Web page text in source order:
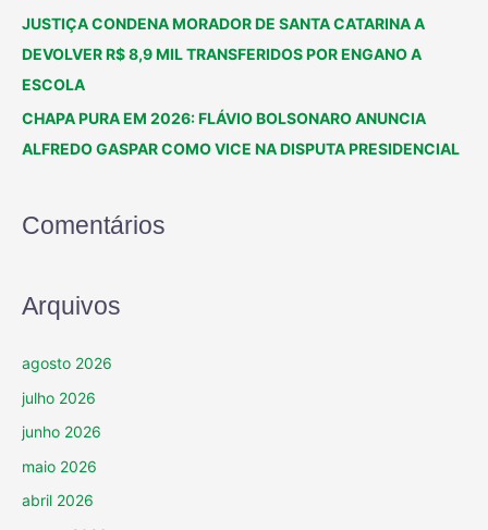
JUSTIÇA CONDENA MORADOR DE SANTA CATARINA A
DEVOLVER R$ 8,9 MIL TRANSFERIDOS POR ENGANO A
ESCOLA
CHAPA PURA EM 2026: FLÁVIO BOLSONARO ANUNCIA
ALFREDO GASPAR COMO VICE NA DISPUTA PRESIDENCIAL
Comentários
Arquivos
agosto 2026
julho 2026
junho 2026
maio 2026
abril 2026